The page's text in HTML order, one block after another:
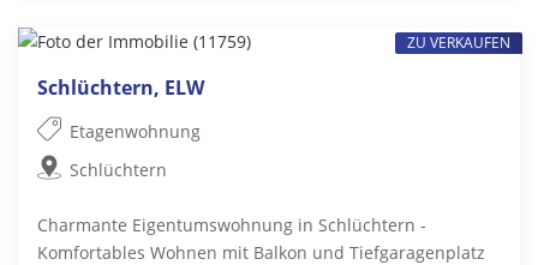
Schlüchtern, ELW
Etagenwohnung
Schlüchtern
Charmante Eigentumswohnung in Schlüchtern -
Komfortables Wohnen mit Balkon und Tiefgaragenplatz
ZU VERKAUFEN